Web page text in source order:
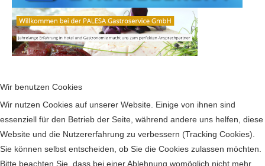
Wir benutzen Cookies
Wir nutzen Cookies auf unserer Website. Einige von ihnen sind
essenziell für den Betrieb der Seite, während andere uns helfen, diese
Website und die Nutzererfahrung zu verbessern (Tracking Cookies).
Sie können selbst entscheiden, ob Sie die Cookies zulassen möchten.
Bitte beachten Sie, dass bei einer Ablehnung womöglich nicht mehr